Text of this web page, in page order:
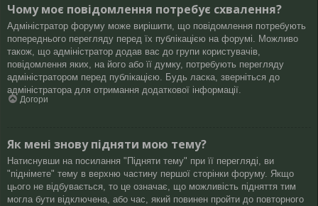
Чому моє повідомлення потребує схвалення?
Адміністратор форуму може вирішити, що повідомлення потребують
попереднього перегляду перед їх публікацією на форумі. Можливо
також, що адміністратор додав вас до групи користувачів,
повідомлення яких, на його або її думку, потребують перегляду
адміністратором перед публікацією. Будь ласка, зверніться до
адміністратора для отримання додаткової інформації.
Догори
Як мені знову підняти мою тему?
Натиснувши на посилання "Підняти тему" при її перегляді, ви
"піднімете" тему в верхню частину першої сторінки форуму. Якщо
цього не відбувається, то це означає, що можливість підняття тим
могла бути відключена, або час, який повинен пройти до повторного